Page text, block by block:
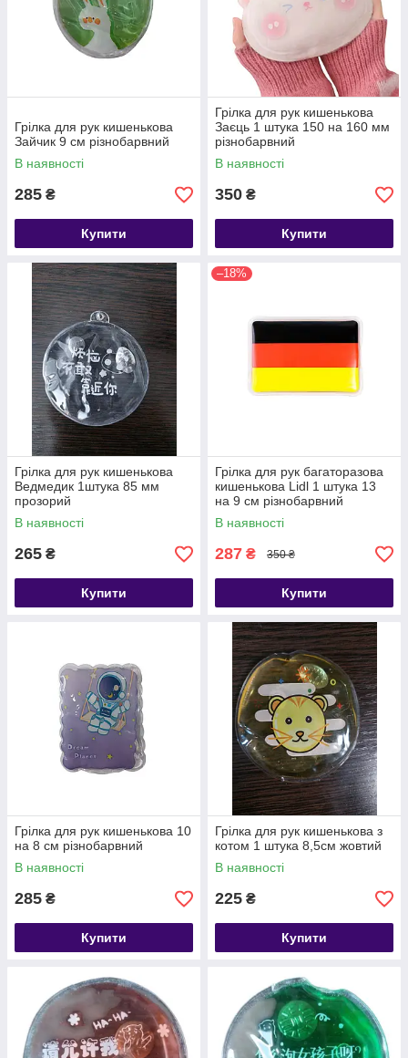
Грілка для рук кишенькова
Зайчик 9 см різнобарвний
В наявності
285 ₴
Купити
Грілка для рук кишенькова
Заєць 1 штука 150 на 160 мм
різнобарвний
В наявності
350 ₴
Купити
Грілка для рук кишенькова
Ведмедик 1штука 85 мм
прозорий
В наявності
265 ₴
Купити
–18%
Грілка для рук багаторазова
кишенькова Lidl 1 штука 13
на 9 см різнобарвний
В наявності
287 ₴ 350 ₴
Купити
Грілка для рук кишенькова 10
на 8 см різнобарвний
В наявності
285 ₴
Купити
Грілка для рук кишенькова з
котом 1 штука 8,5см жовтий
В наявності
225 ₴
Купити